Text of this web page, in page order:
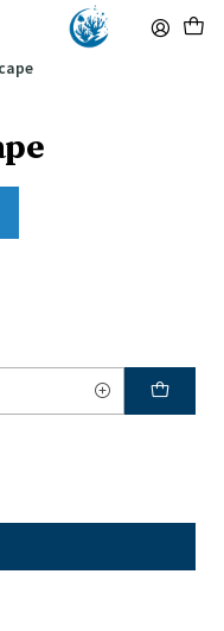
(Envio extresso: 14,90€)